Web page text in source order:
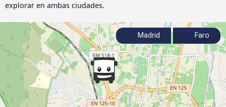
explorar en ambas ciudades.
Madrid Faro